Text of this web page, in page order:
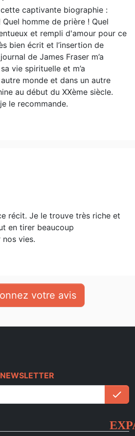
captivante biographie :
homme de prière ! Quel
et rempli d'amour pour ce
bien écrit et l’insertion de
de James Fraser m’a
vie spirituelle et m’a
monde et dans un autre
au début du XXème siècle.
le recommande.
récit. Je le trouve très riche et
en tirer beaucoup
nos vies.
votre avis
check